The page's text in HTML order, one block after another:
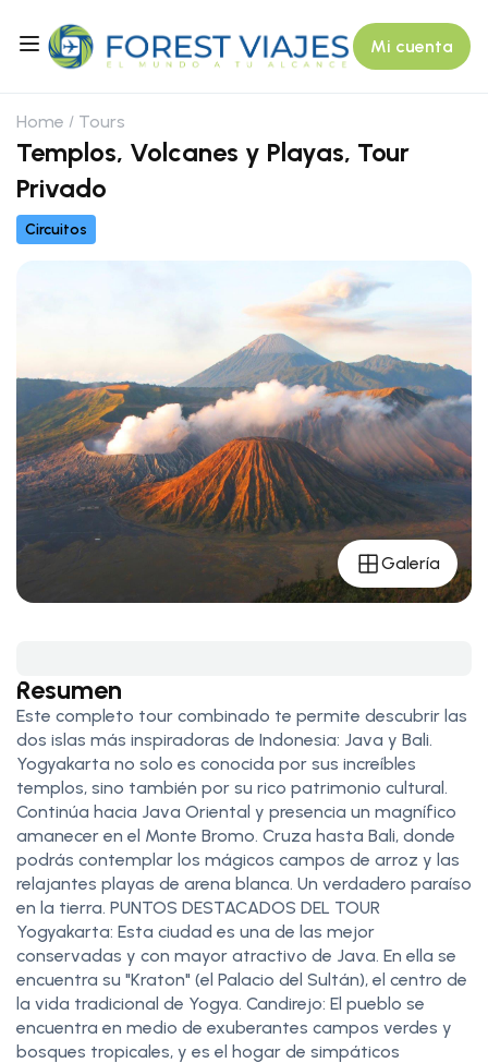
Mi cuenta
Home Tours
Templos, Volcanes y Playas, Tour
Privado
Circuitos
Galería
Resumen
Este completo tour combinado te permite descubrir las
dos islas más inspiradoras de Indonesia: Java y Bali.
Yogyakarta no solo es conocida por sus increíbles
templos, sino también por su rico patrimonio cultural.
Continúa hacia Java Oriental y presencia un magnífico
amanecer en el Monte Bromo. Cruza hasta Bali, donde
podrás contemplar los mágicos campos de arroz y las
relajantes playas de arena blanca. Un verdadero paraíso
en la tierra. PUNTOS DESTACADOS DEL TOUR
Yogyakarta: Esta ciudad es una de las mejor
conservadas y con mayor atractivo de Java. En ella se
encuentra su "Kraton" (el Palacio del Sultán), el centro de
la vida tradicional de Yogya. Candirejo: El pueblo se
encuentra en medio de exuberantes campos verdes y
bosques tropicales, y es el hogar de simpáticos